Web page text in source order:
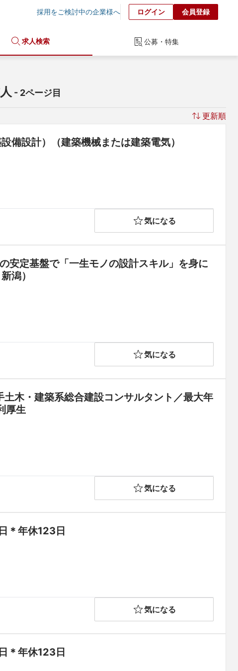
採用をご検討中の企業様へ ログイン 会員登録
求人検索 公募・特集
- 2ページ目
更新順
備設計）（建築機械または建築電気）
気になる
安定基盤で「一生モノの設計スキル」を身に
潟）
気になる
木・建築系総合建設コンサルタント／最大年
厚生
気になる
＊年休123日
気になる
＊年休123日